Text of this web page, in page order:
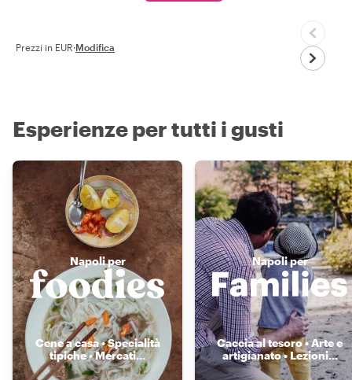
Prezzi in EUR·Modifica
Esperienze per tutti i gusti
Napoli per
Cene a casa • Specialità
tipiche • Mercati...
Napoli per
Caccia al tesoro • Arte e
artigianato • Lezioni...